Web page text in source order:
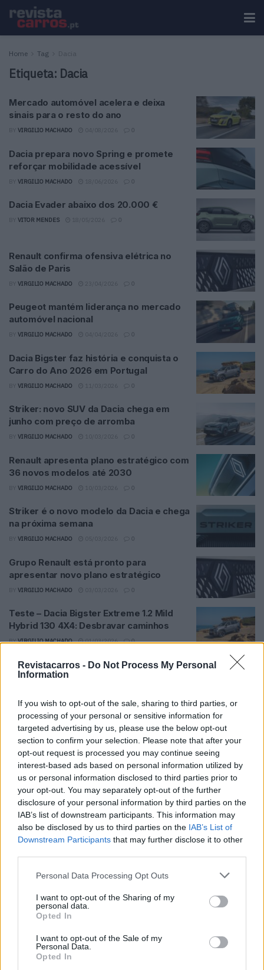
Revistacarros - Do Not Process My Personal
Information
If you wish to opt-out of the sale, sharing to third parties, or
processing of your personal or sensitive information for
targeted advertising by us, please use the below opt-out
section to confirm your selection. Please note that after your
opt-out request is processed you may continue seeing
interest-based ads based on personal information utilized by
us or personal information disclosed to third parties prior to
your opt-out. You may separately opt-out of the further
disclosure of your personal information by third parties on the
IAB’s list of downstream participants. This information may
also be disclosed by us to third parties on the IAB’s List of
Downstream Participants that may further disclose it to other
Personal Data Processing Opt Outs
I want to opt-out of the Sharing of my
personal data.
Opted In
I want to opt-out of the Sale of my
Personal Data.
Opted In
Home Tag Dacia
Etiqueta: Dacia
Mercado automóvel acelera e deixa
sinais para o resto do ano
VIRGILIO MACHADO 0
Dacia prepara novo Spring e promete
reforçar mobilidade acessível
VIRGILIO MACHADO 0
Dacia Evader abaixo dos 20.000 €
VITOR MENDES 0
Renault confirma ofensiva elétrica no
Salão de Paris
VIRGILIO MACHADO 0
Peugeot mantém liderança no mercado
automóvel nacional
VIRGILIO MACHADO 0
Dacia Bigster faz história e conquista o
Carro do Ano 2026 em Portugal
VIRGILIO MACHADO 0
Striker: novo SUV da Dacia chega em
junho com preço de arromba
VIRGILIO MACHADO 0
Renault apresenta plano estratégico com
36 novos modelos até 2030
VIRGILIO MACHADO 0
Striker é o novo modelo da Dacia e chega
na próxima semana
VIRGILIO MACHADO 0
Grupo Renault está pronto para
apresentar novo plano estratégico
VIRGILIO MACHADO 0
Teste – Dacia Bigster Extreme 1.2 Mild
Hybrid 130 4X4: Desbravar caminhos
BYVIRGILIO MACHADO 01/03/2026 0
Dacia lança Duster Spirit of Sand… mas
não vai poder comprá‑lo
Carro do Ano em Portugal já tem sete
finalistas
VITOR MENDES 24/02/2026 0
Atualização profunda na Dacia: novos
híbridos, mais tecnologia e autonomia
reforçada
VIRGILIO MACHADO 19/02/2026 0
1 2 … 5
Este é um Porsche 911 Carrera RS 2.7 Safari
13/03/2024